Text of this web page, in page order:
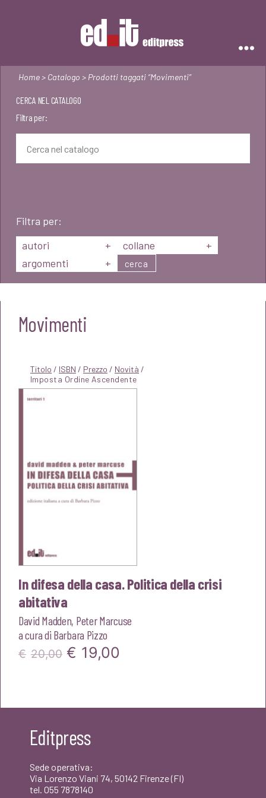
Home> Catalogo > Prodotti taggati “Movimenti”
CERCA NEL CATALOGO
Filtra per:
Filtra per:
autori
+ collane
+
argomenti
+ cerca
Movimenti
Titolo / ISBN / Prezzo / Novità /
In difesa della casa. Politica della crisi
abitativa
David Madden, Peter Marcuse
a cura di Barbara Pizzo
€ 20,00 Il
€20,00.
€ 19,00
Editpress
Sede operativa:
Via Lorenzo Viani 74, 50142 Firenze (FI)
tel. 055 7878140